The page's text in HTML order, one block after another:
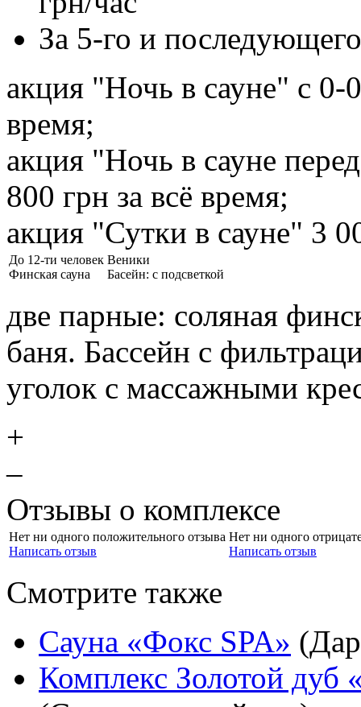
За 5-го и
акция "Ночь в сауне" с 0-
время;
акция "Ночь в сауне
800 грн за всё время;
акция "Сутки в сауне" 3
До 12-ти человек
Финская сауна
Веники
Басейн: с подсветкой
две парные: соляная
баня. Бассейн с
уголок с массажными
+
–
Отзывы о комплексе
Нет ни одного положительного отзыва
Написать отзыв
Нет ни одного
Написать отзыв
Смотрите также
Сауна «Фокс SPA»
Комплекс Золотой дуб